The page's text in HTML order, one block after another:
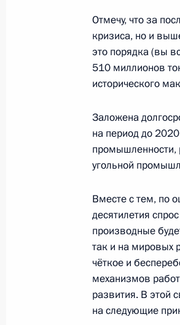
Встреча с
5 июля 2012 года,
4 июля 2012
Встреча с
области
3 июля 2012
Совещание по
оснащения
3 июля 2012 года,
Отмечу, что за
кризиса, но и
это порядка (вы
510 миллионов
исторического
Заложена
на период до
промышленности,
угольной
Вместе с тем, по
десятилетия
производные
так и на мировых
чёткое и
механизмов
развития. В этой
на следующие